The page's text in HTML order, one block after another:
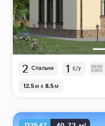
2 Спальни 1 с/у
12.5м x 8.5м